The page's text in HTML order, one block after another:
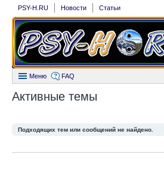
PSY-H.RU Новости Статьи
Меню FAQ
Активные темы
Подходящих тем или сообщений не найдено.